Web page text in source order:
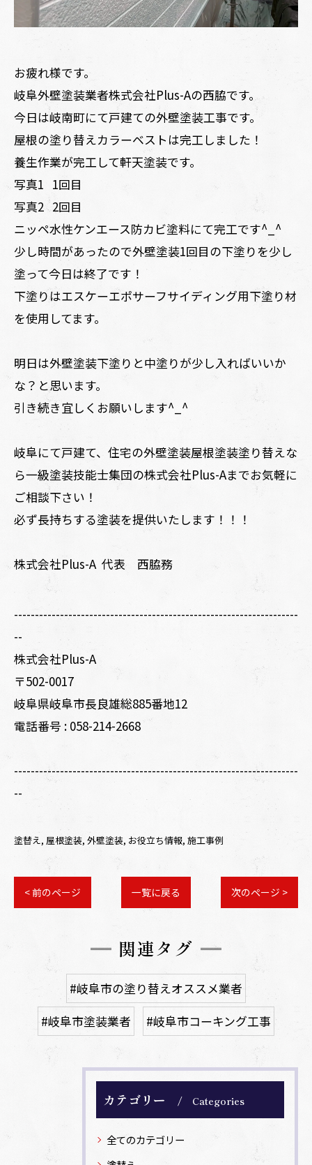
お疲れ様です。
岐阜外壁塗装業者株式会社Plus-Aの西脇です。
今日は岐南町にて戸建ての外壁塗装工事です。
屋根の塗り替えカラーベストは完工しました！
養生作業が完工して軒天塗装です。
写真1 1回目
写真2 2回目
ニッペ水性ケンエース防カビ塗料にて完工です^_^
少し時間があったので外壁塗装1回目の下塗りを少し
塗って今日は終了です！
下塗りはエスケーエポサーフサイディング用下塗り材
を使用してます。
明日は外壁塗装下塗りと中塗りが少し入ればいいか
な？と思います。
引き続き宜しくお願いします^_^
岐阜にて戸建て、住宅の外壁塗装屋根塗装塗り替えな
ら一級塗装技能士集団の株式会社Plus-Aまでお気軽に
ご相談下さい！
必ず長持ちする塗装を提供いたします！！！
株式会社Plus-A 代表 西脇務
--------------------------------------------------------------------
--
株式会社Plus-A
〒502-0017
岐阜県岐阜市長良雄総885番地12
電話番号 : 058-214-2668
--------------------------------------------------------------------
--
塗替え 屋根塗装 外壁塗装 お役立ち情報 施工事例
< 前のページ 一覧に戻る 次のページ >
関連タグ
#岐阜市の塗り替えオススメ業者
#岐阜市塗装業者
#岐阜市コーキング工事
カテゴリー Categories
全てのカテゴリー